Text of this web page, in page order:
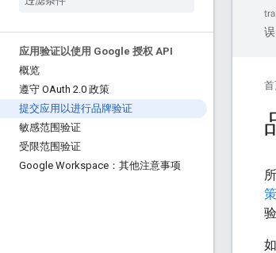
应用验证以使用 Google 授权 API
概览
遵守 OAuth 2.0 政策
提交应用以进行品牌验证
敏感范围验证
受限范围验证
Google Workspace：其他注意事项
误
策